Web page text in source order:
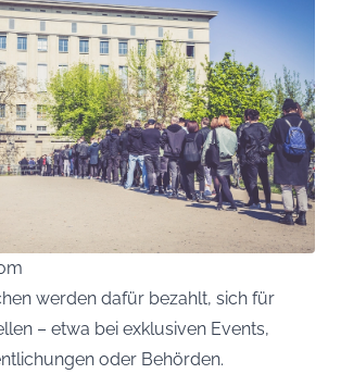
werden dafür bezahlt, sich für
– etwa bei exklusiven Events,
oder Behörden.